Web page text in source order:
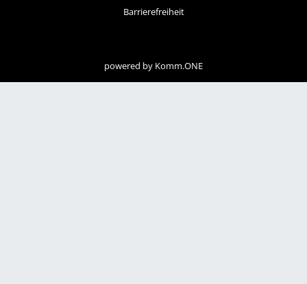
Barrierefreiheit
powered by Komm.ONE